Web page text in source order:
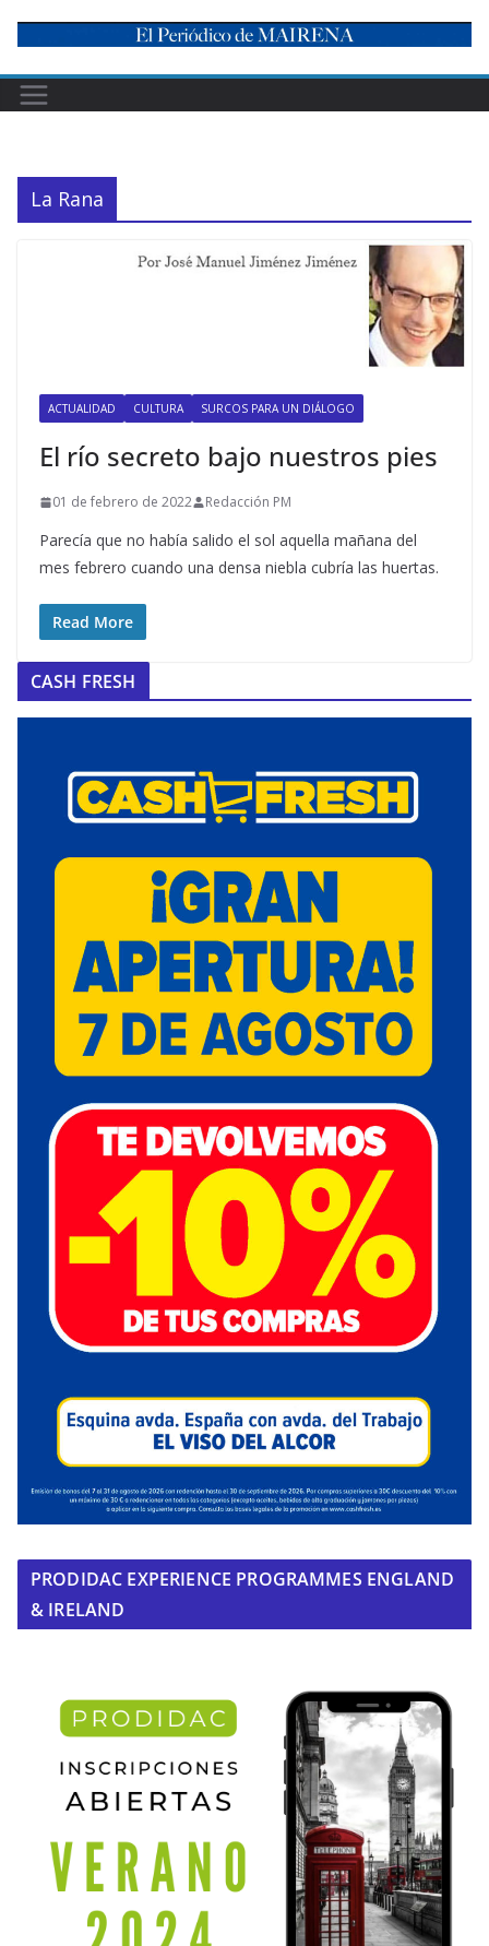
content
La Rana
ACTUALIDAD CULTURA SURCOS PARA UN DIÁLOGO
El río secreto bajo nuestros pies
01 de febrero de 2022 Redacción PM
Parecía que no había salido el sol aquella mañana del
mes febrero cuando una densa niebla cubría las huertas.
Read More
CASH FRESH
PRODIDAC EXPERIENCE PROGRAMMES ENGLAND
& IRELAND